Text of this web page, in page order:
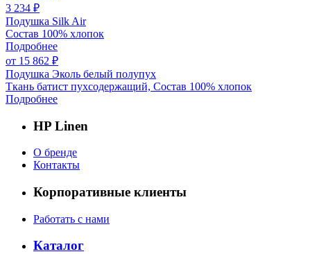
3 234 ₽
Подушка Silk Air
Состав 100% хлопок
Подробнее
от 15 862 ₽
Подушка Эколь белый полупух
Ткань батист пухсодержащий, Состав 100% хлопок
Подробнее
HP Linen
О бренде
Контакты
Корпоративные клиенты
Работать с нами
Каталог